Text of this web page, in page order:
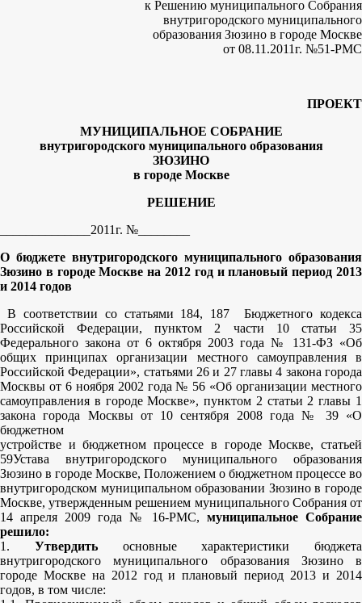
к Решению муниципального Собрания
внутригородского муниципального
образования Зюзино в городе Москве
от 08.11.2011г. №51-РМС
ПРОЕКТ
МУНИЦИПАЛЬНОЕ СОБРАНИЕ
внутригородского муниципального образования
ЗЮЗИНО
в городе Москве
РЕШЕНИЕ
______________2011г. №________
О бюджете внутригородского муниципального образования
Зюзино в городе Москве на 2012 год и плановый период 2013
и 2014 годов
В соответствии со статьями 184, 187 Бюджетного кодекса
Российской Федерации, пунктом 2 части 10 статьи 35
Федерального закона от 6 октября 2003 года № 131-ФЗ «Об
общих принципах организации местного самоуправления в
Российской Федерации», статьями 26 и 27 главы 4 закона города
Москвы от 6 ноября 2002 года № 56 «Об организации местного
самоуправления в городе Москве», пунктом 2 статьи 2 главы 1
закона города Москвы от 10 сентября 2008 года № 39 «О
бюджетном
устройстве и бюджетном процессе в городе Москве, статьей
59Устава внутригородского муниципального образования
Зюзино в городе Москве, Положением о бюджетном процессе во
внутригородском муниципальном образовании Зюзино в городе
Москве, утвержденным решением муниципального Собрания от
14 апреля 2009 года № 16-РМС,муниципальное Собрание
решило:
1. Утвердитьосновные характеристики бюджета
внутригородского муниципального образования Зюзино в
городе Москве на 2012 год и плановый период 2013 и 2014
годов, в том числе: